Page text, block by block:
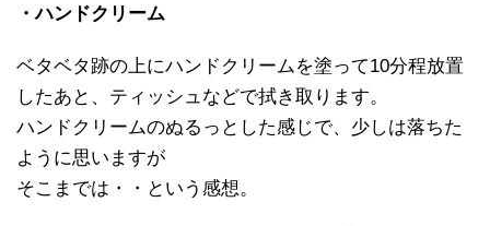
・ハンドクリーム
ベタベタ跡の上にハンドクリームを塗って10分程放置
したあと、ティッシュなどで拭き取ります。
ハンドクリームのぬるっとした感じで、少しは落ちた
ように思いますが
そこまでは・・という感想。